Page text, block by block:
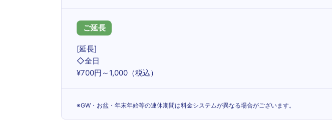
ご延長
[延長]
◇全日
¥700円～1,000（税込）
※GW・お盆・年末年始等の連休期間は料金システムが異なる場合がございます。